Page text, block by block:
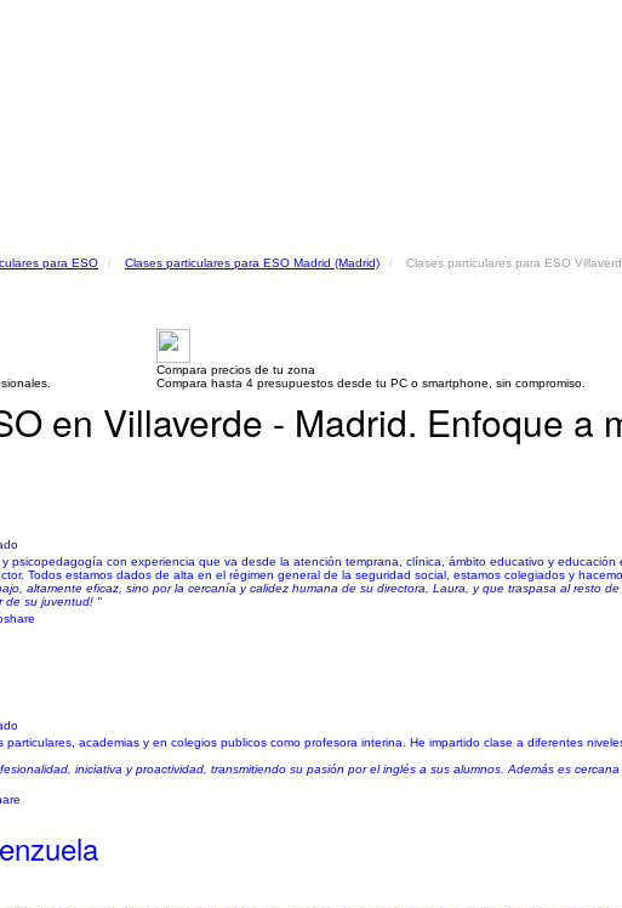
para ESO Clases particulares para ESO Madrid (Madrid) Clases particulares para ESO
Compara precios de tu zona
Compara hasta 4 presupuestos desde tu PC o smartphone, sin compromiso.
en Villaverde - Madrid. Enfoque a
psicopedagogía con experiencia que va desde la atención temprana, clínica, ámbito educativo y
Todos estamos dados de alta en el régimen general de la seguridad social, estamos colegiados y
altamente eficaz, sino por la cercanía y calidez humana de su directora, Laura, y que traspasa al resto
de su juventud! "
academias y en colegios publicos como profesora interina. He impartido clase a diferentes
iniciativa y proactividad, transmitiendo su pasión por el inglés a sus alumnos. Además es